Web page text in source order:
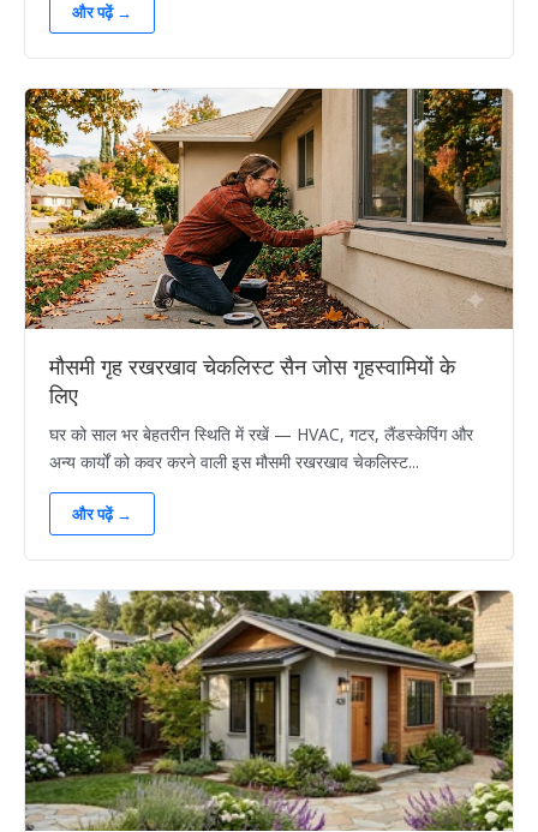
और पढ़ें →
मौसमी गृह रखरखाव चेकलिस्ट सैन जोस गृहस्वामियों के
लिए
घर को साल भर बेहतरीन स्थिति में रखें — HVAC, गटर, लैंडस्केपिंग और
अन्य कार्यों को कवर करने वाली इस मौसमी रखरखाव चेकलिस्ट...
और पढ़ें →